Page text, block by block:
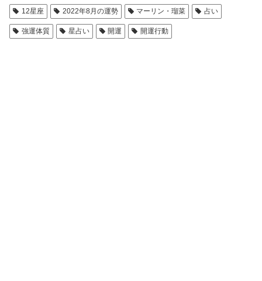
12星座 2022年8月の運勢 マーリン・瑠菜 占い
強運体質 星占い 開運 開運行動